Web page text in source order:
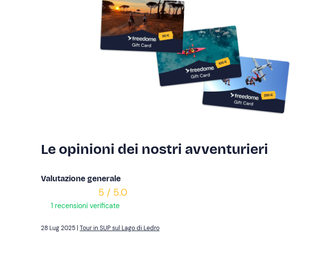
Le opinioni dei nostri avventurieri
Valutazione generale
5 / 5.0
1 recensioni verificate
Tour in SUP sul Lago di Ledro